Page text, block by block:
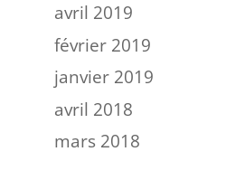
avril 2019
février 2019
janvier 2019
avril 2018
mars 2018